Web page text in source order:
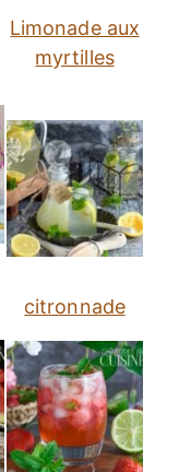
Limonade aux
myrtilles
citronnade